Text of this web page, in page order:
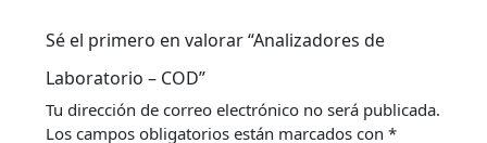
Sé el primero en valorar “Analizadores de
Laboratorio – COD”
Tu dirección de correo electrónico no será publicada.
Los campos obligatorios están marcados con *